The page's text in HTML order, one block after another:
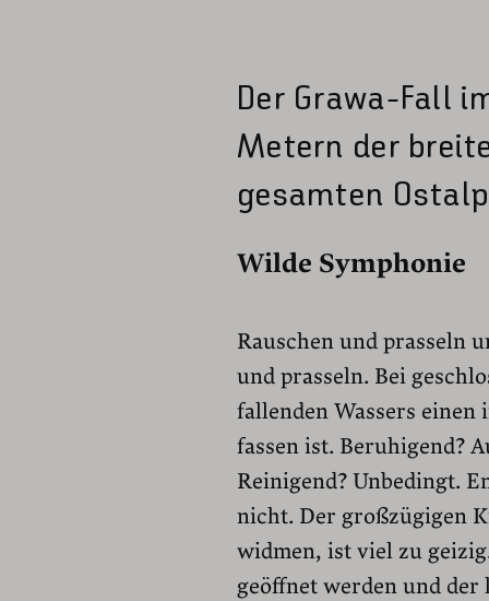
Der Grawa-Fall
Metern der
gesamten
Wilde Symphonie
Rauschen und prasseln
und prasseln. Bei
fallenden Wassers
fassen ist. Beruhigend?
Reinigend? Unbedingt.
nicht. Der großzügigen
widmen, ist viel zu
geöffnet werden und